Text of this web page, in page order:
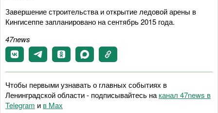
Завершение строительства и открытие ледовой арены в
Кингисеппе запланировано на сентябрь 2015 года.
47news
Чтобы первыми узнавать о главных событиях в
Ленинградской области - подписывайтесь наканал 47news в
Telegram и в Maх